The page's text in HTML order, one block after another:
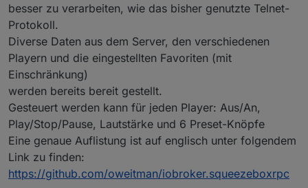
besser zu verarbeiten, wie das bisher genutzte Telnet-
Protokoll.
Diverse Daten aus dem Server, den verschiedenen
Playern und die eingestellten Favoriten (mit
Einschränkung)
werden bereits bereit gestellt.
Gesteuert werden kann für jeden Player: Aus/An,
Play/Stop/Pause, Lautstärke und 6 Preset-Knöpfe
Eine genaue Auflistung ist auf englisch unter folgendem
Link zu finden:
https://github.com/oweitman/iobroker.squeezeboxrpc